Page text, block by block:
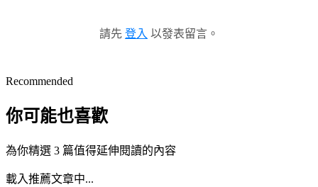
請先 登入 以發表留言。
Recommended
你可能也喜歡
為你精選 3 篇值得延伸閱讀的內容
載入推薦文章中...